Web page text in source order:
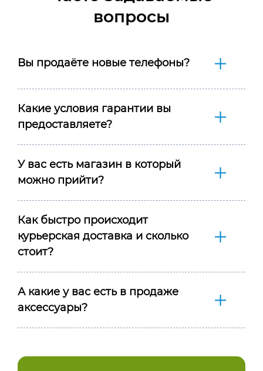
вопросы
Вы продаёте новые телефоны?
Какие условия гарантии вы
предоставляете?
У вас есть магазин в который
можно прийти?
Как быстро происходит
курьерская доставка и сколько
стоит?
А какие у вас есть в продаже
аксессуары?